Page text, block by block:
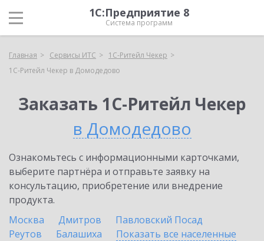
1С:Предприятие 8
Система программ
Главная Сервисы ИТС
1C-Ритейл Чекер
1C-Ритейл Чекер в Домодедово
Заказать 1C-Ритейл Чекер
в Домодедово
Ознакомьтесь с информационными карточками,
выберите партнёра и отправьте заявку на
консультацию, приобретение или внедрение
продукта.
Москва
Дмитров
Павловский Посад
Реутов
Балашиха
Показать все населенные